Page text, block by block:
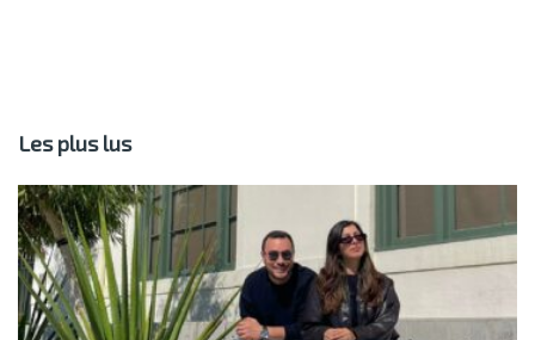
Les plus lus